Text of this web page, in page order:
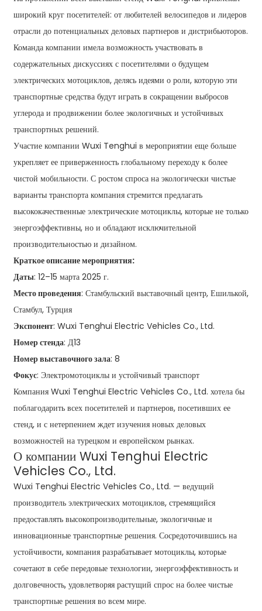
широкий круг посетителей: от любителей велосипедов и лидеров
отрасли до потенциальных деловых партнеров и дистрибьюторов.
Команда компании имела возможность участвовать в
содержательных дискуссиях с посетителями о будущем
электрических мотоциклов, делясь идеями о роли, которую эти
транспортные средства будут играть в сокращении выбросов
углерода и продвижении более экологичных и устойчивых
транспортных решений.
Участие компании Wuxi Tenghui в мероприятии еще больше
укрепляет ее приверженность глобальному переходу к более
чистой мобильности. С ростом спроса на экологически чистые
варианты транспорта компания стремится предлагать
высококачественные электрические мотоциклы, которые не только
энергоэффективны, но и обладают исключительной
производительностью и дизайном.
Краткое описание мероприятия:
Даты: 12–15 марта 2025 г.
Место проведения: Стамбульский выставочный центр, Ешилькой,
Стамбул, Турция
Экспонент: Wuxi Tenghui Electric Vehicles Co., Ltd.
Номер стенда: Д13
Номер выставочного зала: 8
Фокус: Электромотоциклы и устойчивый транспорт
Компания Wuxi Tenghui Electric Vehicles Co., Ltd. хотела бы
поблагодарить всех посетителей и партнеров, посетивших ее
стенд, и с нетерпением ждет изучения новых деловых
возможностей на турецком и европейском рынках.
О компании Wuxi Tenghui Electric
Vehicles Co., Ltd.
Wuxi Tenghui Electric Vehicles Co., Ltd. — ведущий
производитель электрических мотоциклов, стремящийся
предоставлять высокопроизводительные, экологичные и
инновационные транспортные решения. Сосредоточившись на
устойчивости, компания разрабатывает мотоциклы, которые
сочетают в себе передовые технологии, энергоэффективность и
долговечность, удовлетворяя растущий спрос на более чистые
транспортные решения во всем мире.